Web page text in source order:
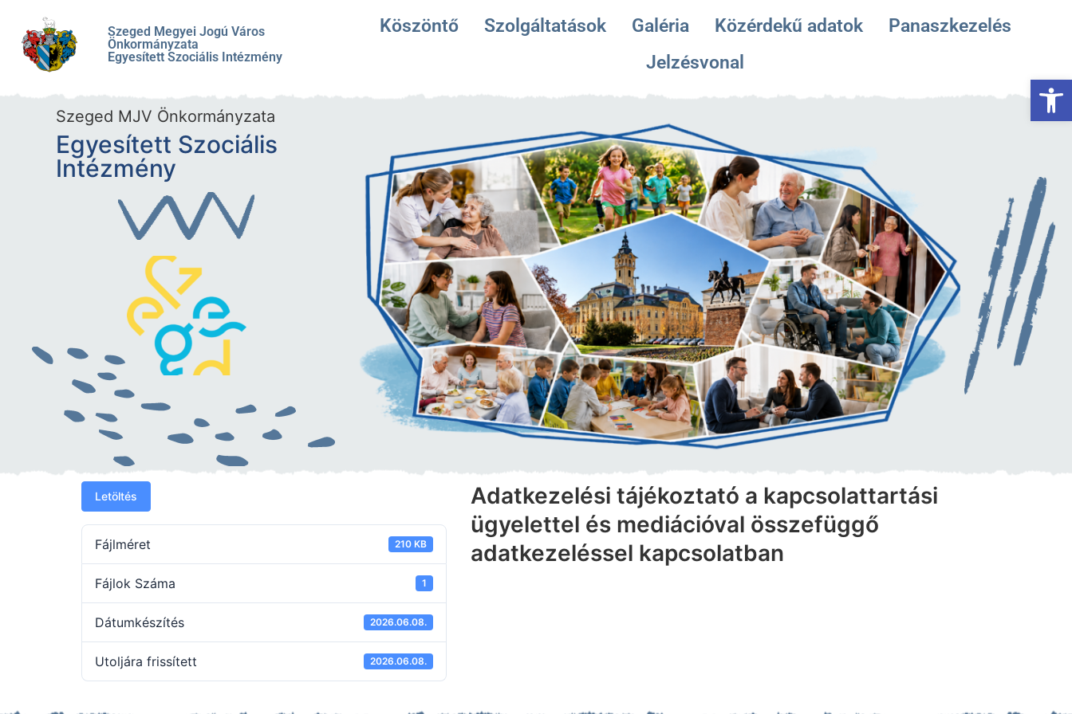
Szeged Megyei Jogú Város
Önkormányzata
Egyesített Szociális Intézmény
Köszöntő Szolgáltatások Galéria Közérdekű adatok
Panaszkezelés
Jelzésvonal
Szeged MJV Önkormányzata
Egyesített Szociális
Intézmény
Letöltés
Fájlméret 210 KB
Fájlok Száma 1
Dátumkészítés 2026.06.08.
Utoljára frissített 2026.06.08.
Adatkezelési tájékoztató a kapcsolattartási
ügyelettel és mediációval összefüggő
adatkezeléssel kapcsolatban